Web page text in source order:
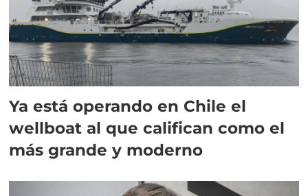
Ya está operando en Chile el
wellboat al que califican como el
más grande y moderno